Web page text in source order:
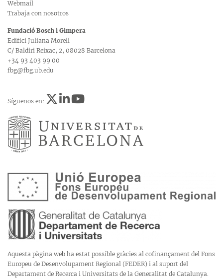
Webmail
Trabaja con nosotros
Fundació Bosch i Gimpera
Edifici Juliana Morell
C/ Baldiri Reixac, 2, 08028 Barcelona
+34 93 403 99 00
fbg@fbg.ub.edu
Síguenos en:
Aquesta pàgina web ha estat possible gràcies al cofinançament del Fons
Europeu de Desenvolupament Regional (FEDER) i al suport del
Departament de Recerca i Universitats de la Generalitat de Catalunya.